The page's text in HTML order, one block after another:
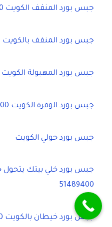
جبس بورد المنقف الكويت 51489400
جبس بورد المنقف بالكويت 51489400
جبس بورد المهبولة الكويت 51489400
جبس بورد الوفرة الكويت 51489400
جبس بورد حولي الكويت
جبس بورد خلي بيتك يتحول
51489400
جبس بورد خيطان بالكويت 51489400